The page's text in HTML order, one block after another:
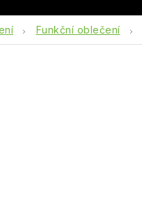
Funkční oblečení